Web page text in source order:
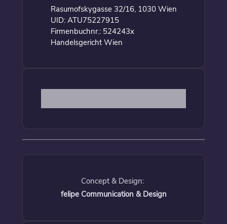
Rasumofskygasse 32/16, 1030 Wien
UID: ATU75227915
Firmenbuchnr.: 524243x
Handelsgericht Wien
Concept & Design:
felipe Communication & Design